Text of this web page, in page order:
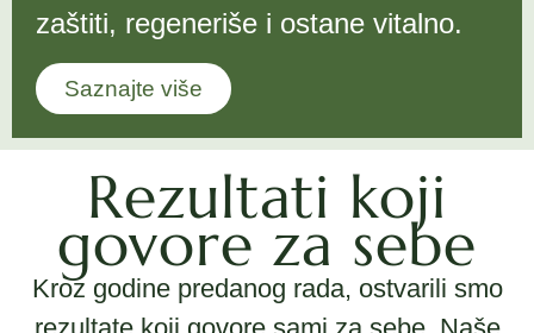
zaštiti, regeneriše i ostane vitalno.
Saznajte više
Rezultati koji
govore za sebe
Kroz godine predanog rada, ostvarili smo